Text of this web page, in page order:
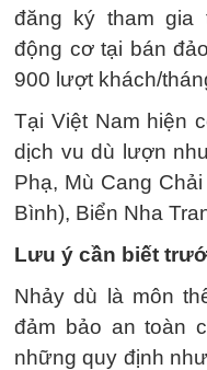
đăng ký tham gia
động cơ tại bán
900 lượt khách/
Tại Việt Nam hiện
dịch vu dù lượn
Phạ, Mù Cang
Bình), Biển Nha
Lưu ý cần biết
Nhảy dù là môn
đảm bảo an toàn
những quy định